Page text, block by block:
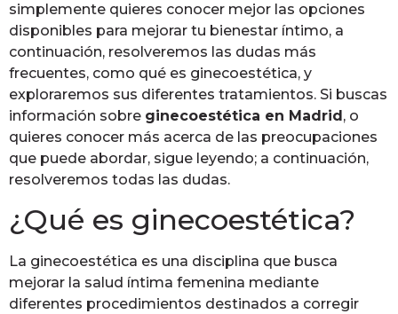
simplemente quieres conocer mejor las opciones
disponibles para mejorar tu bienestar íntimo, a
continuación, resolveremos las dudas más
frecuentes, como qué es ginecoestética, y
exploraremos sus diferentes tratamientos. Si buscas
información sobre ginecoestética en Madrid, o
quieres conocer más acerca de las preocupaciones
que puede abordar, sigue leyendo; a continuación,
resolveremos todas las dudas.
¿Qué es ginecoestética?
La ginecoestética es una disciplina que busca
mejorar la salud íntima femenina mediante
diferentes procedimientos destinados a corregir